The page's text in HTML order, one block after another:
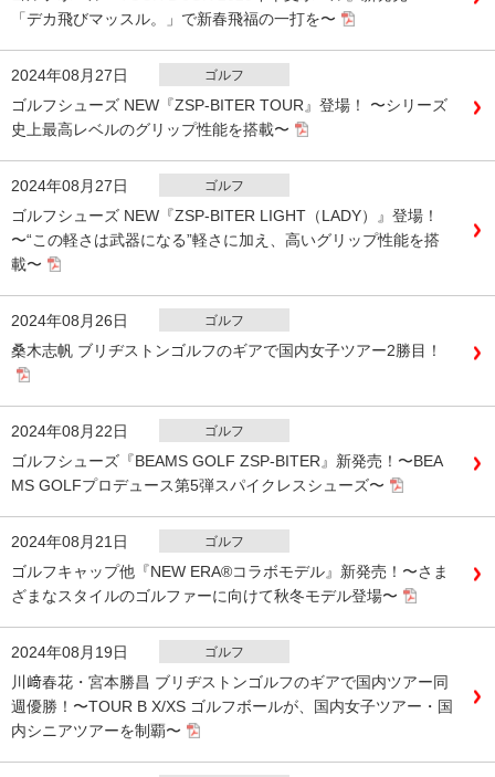
「デカ飛びマッスル。」で新春飛福の一打を〜
2024年08月27日 ゴルフ
ゴルフシューズ NEW『ZSP-BITER TOUR』登場！ 〜シリーズ
史上最高レベルのグリップ性能を搭載〜
2024年08月27日 ゴルフ
ゴルフシューズ NEW『ZSP-BITER LIGHT（LADY）』登場！
〜“この軽さは武器になる”軽さに加え、高いグリップ性能を搭
載〜
2024年08月26日 ゴルフ
桑木志帆 ブリヂストンゴルフのギアで国内女子ツアー2勝目！
2024年08月22日 ゴルフ
ゴルフシューズ『BEAMS GOLF ZSP-BITER』新発売！〜BEA
MS GOLFプロデュース第5弾スパイクレスシューズ〜
2024年08月21日 ゴルフ
ゴルフキャップ他『NEW ERA®コラボモデル』新発売！〜さま
ざまなスタイルのゴルファーに向けて秋冬モデル登場〜
2024年08月19日 ゴルフ
川﨑春花・宮本勝昌 ブリヂストンゴルフのギアで国内ツアー同
週優勝！〜TOUR B X/XS ゴルフボールが、国内女子ツアー・国
内シニアツアーを制覇〜